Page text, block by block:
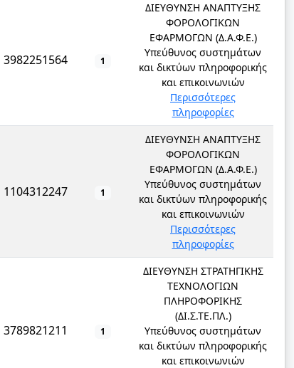
3982251564 1
ΔΙΕΥΘΥΝΣΗ ΑΝΑΠΤΥΞΗΣ
ΦΟΡΟΛΟΓΙΚΩΝ
ΕΦΑΡΜΟΓΩΝ (Δ.Α.Φ.Ε.)
Υπεύθυνος συστημάτων
και δικτύων πληροφορικής
και επικοινωνιών
Περισσότερες
πληροφορίες
1104312247 1
ΔΙΕΥΘΥΝΣΗ ΑΝΑΠΤΥΞΗΣ
ΦΟΡΟΛΟΓΙΚΩΝ
ΕΦΑΡΜΟΓΩΝ (Δ.Α.Φ.Ε.)
Υπεύθυνος συστημάτων
και δικτύων πληροφορικής
και επικοινωνιών
Περισσότερες
πληροφορίες
3789821211 1
ΔΙΕΥΘΥΝΣΗ ΣΤΡΑΤΗΓΙΚΗΣ
ΤΕΧΝΟΛΟΓΙΩΝ
ΠΛΗΡΟΦΟΡΙΚΗΣ
(ΔΙ.Σ.ΤΕ.ΠΛ.)
Υπεύθυνος συστημάτων
και δικτύων πληροφορικής
και επικοινωνιών